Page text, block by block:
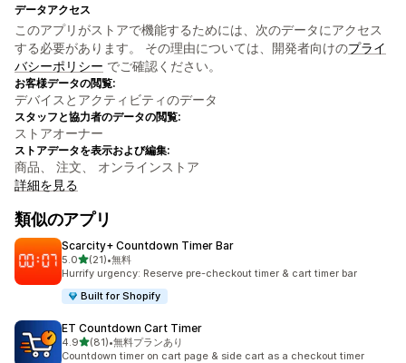
データアクセス
このアプリがストアで機能するためには、次のデータにアクセス
する必要があります。 その理由については、開発者向けのプライ
バシーポリシー でご確認ください。
お客様データの閲覧:
デバイスとアクティビティのデータ
スタッフと協力者のデータの閲覧:
ストアオーナー
ストアデータを表示および編集:
商品、 注文、 オンラインストア
詳細を見る
類似のアプリ
Scarcity+ Countdown Timer Bar
5.05つ星中
(21)
合計レビュー数：21件
•無料
Hurrify urgency: Reserve pre-checkout timer & cart timer bar
Built for Shopify
ET Countdown Cart Timer
4.95つ星中
(81)
合計レビュー数：81件
•無料プランあり
Countdown timer on cart page & side cart as a checkout timer